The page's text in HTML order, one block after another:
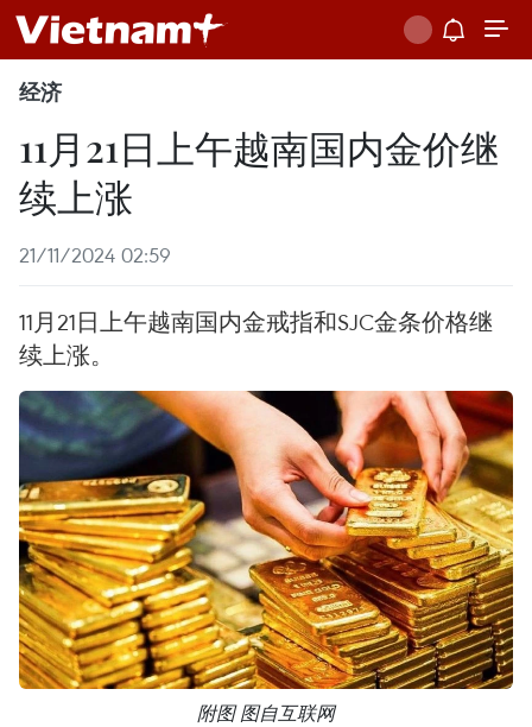
经济
11月21日上午越南国内金价继
续上涨
21/11/2024 02:59
11月21日上午越南国内金戒指和SJC金条价格继
续上涨。
附图 图自互联网